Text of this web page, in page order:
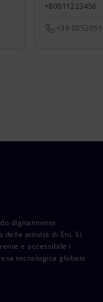
+80011223456
+39
digitalmente
delle attività di Eni. Si
e accessibile i
tecnologica globale